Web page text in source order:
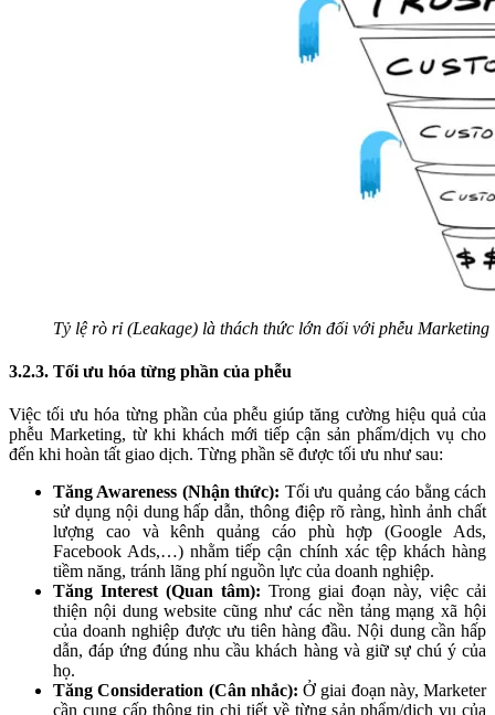
Tỷ lệ rò rỉ (Leakage) là thách thức lớn đối với phễu Marketing
3.2.3. Tối ưu hóa từng phần của phễu
Việc tối ưu hóa từng phần của phễu giúp tăng cường hiệu quả của
phễu Marketing, từ khi khách mới tiếp cận sản phẩm/dịch vụ cho
đến khi hoàn tất giao dịch. Từng phần sẽ được tối ưu như sau:
Tăng Awareness (Nhận thức): Tối ưu quảng cáo bằng cách
sử dụng nội dung hấp dẫn, thông điệp rõ ràng, hình ảnh chất
lượng cao và kênh quảng cáo phù hợp (Google Ads,
Facebook Ads,…) nhằm tiếp cận chính xác tệp khách hàng
tiềm năng, tránh lãng phí nguồn lực của doanh nghiệp.
Tăng Interest (Quan tâm): Trong giai đoạn này, việc cải
thiện nội dung website cũng như các nền tảng mạng xã hội
của doanh nghiệp được ưu tiên hàng đầu. Nội dung cần hấp
dẫn, đáp ứng đúng nhu cầu khách hàng và giữ sự chú ý của
họ.
Tăng Consideration (Cân nhắc): Ở giai đoạn này, Marketer
cần cung cấp thông tin chi tiết về từng sản phẩm/dịch vụ của